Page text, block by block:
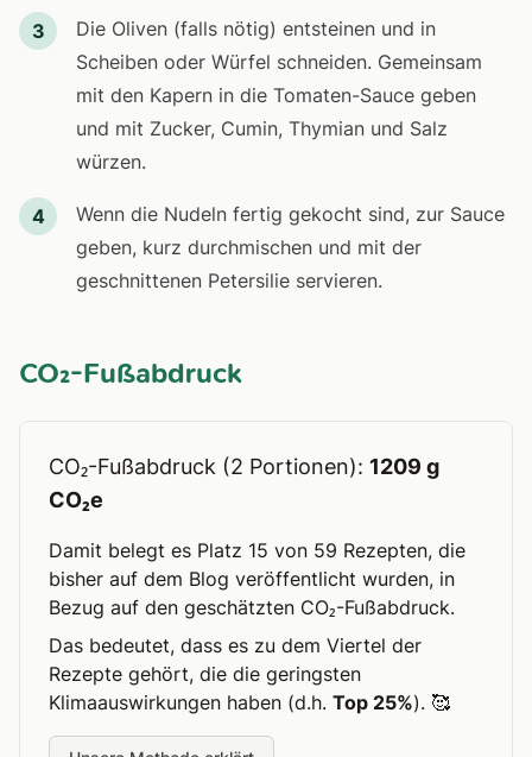
3
Die Oliven (falls nötig) entsteinen und in
Scheiben oder Würfel schneiden. Gemeinsam
mit den Kapern in die Tomaten-Sauce geben
und mit Zucker, Cumin, Thymian und Salz
würzen.
4
Wenn die Nudeln fertig gekocht sind, zur Sauce
geben, kurz durchmischen und mit der
geschnittenen Petersilie servieren.
CO₂-Fußabdruck
CO₂-Fußabdruck (2 Portionen): 1209 g
CO₂e
Damit belegt es Platz 15 von 59 Rezepten, die
bisher auf dem Blog veröffentlicht wurden, in
Bezug auf den geschätzten CO₂-Fußabdruck.
Das bedeutet, dass es zu dem Viertel der
Rezepte gehört, die die geringsten
Klimaauswirkungen haben (d.h. Top 25%). 🥰